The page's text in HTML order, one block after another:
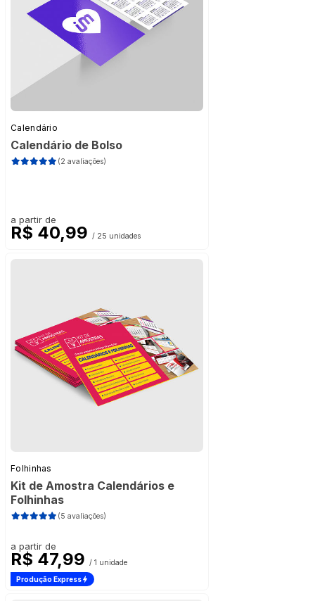
Calendário
Calendário de Bolso
(2 avaliações)
a partir de
R$ 40,99 / 25 unidades
Folhinhas
Kit de Amostra Calendários e
Folhinhas
(5 avaliações)
a partir de
R$ 47,99 / 1 unidade
Produção Express